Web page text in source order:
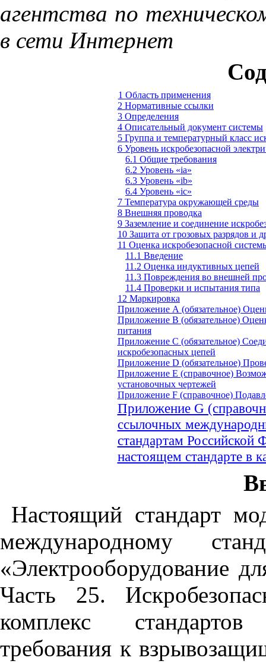
агентства по
в сети Интернет
1 Область применения
2 Нормативные ссылки
3 Определения
4 Описательный документ системы
5 Группа и температурный класс
6 Уровень искробезопасной
6.1 Общие требования
6.2 Уровень «ia»
6.3 Уровень «ib»
6.4 Уровень «ic»
7 Температура окружающей среды
8 Внешняя проводка
9 Заземление и соединение
10 Защита от грозовых разрядов и
11 Оценка искробезопасной
11.1 Введение
11.2 Оценка индуктивных цепей
11.3 Повреждения во внешней
11.4 Проверки и испытания типа
12 Маркировка
Приложение А (обязательное)
Приложение В (обязательное)
питания
Приложение С (обязательное)
искробезопасных цепей
Приложение D (обязательное)
Приложение Е (справочное)
установочных чертежей
Приложение F (справочное)
Приложение G
ссылочных
стандартам Российской
настоящем стандарте в
Настоящий стандарт
международному
«Электрооборудование
Часть 25.
комплекс
требования к